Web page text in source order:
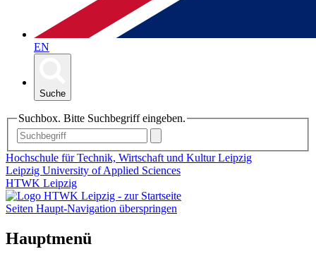
EN
Suche
Suchbox. Bitte Suchbegriff eingeben.
Hochschule für Technik, Wirtschaft und Kultur Leipzig
Leipzig University of Applied Sciences
HTWK Leipzig
Seiten Haupt-Navigation überspringen
Hauptmenü